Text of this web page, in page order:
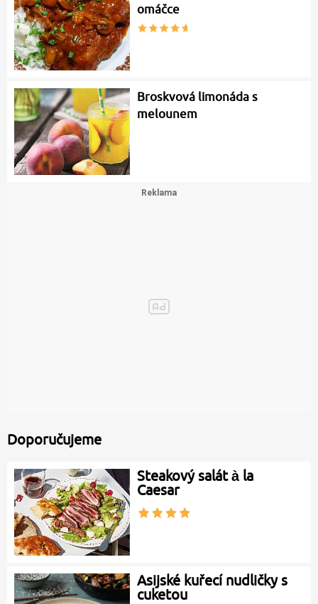
omáčce
Broskvová limonáda s
melounem
Doporučujeme
Steakový salát à la
Caesar
Asijské kuřecí nudličky s
cuketou